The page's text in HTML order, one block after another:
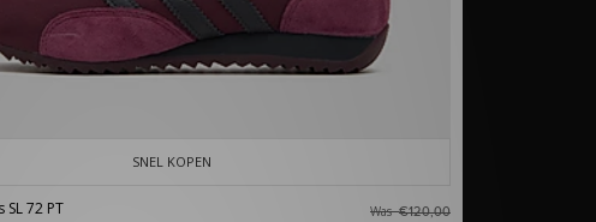
SNEL KOPEN
72 PT Was€120,00